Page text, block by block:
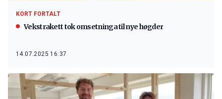
KORT FORTALT
Vekstrakett tok omsetninga til nye høgder
14.07.2025 16:37